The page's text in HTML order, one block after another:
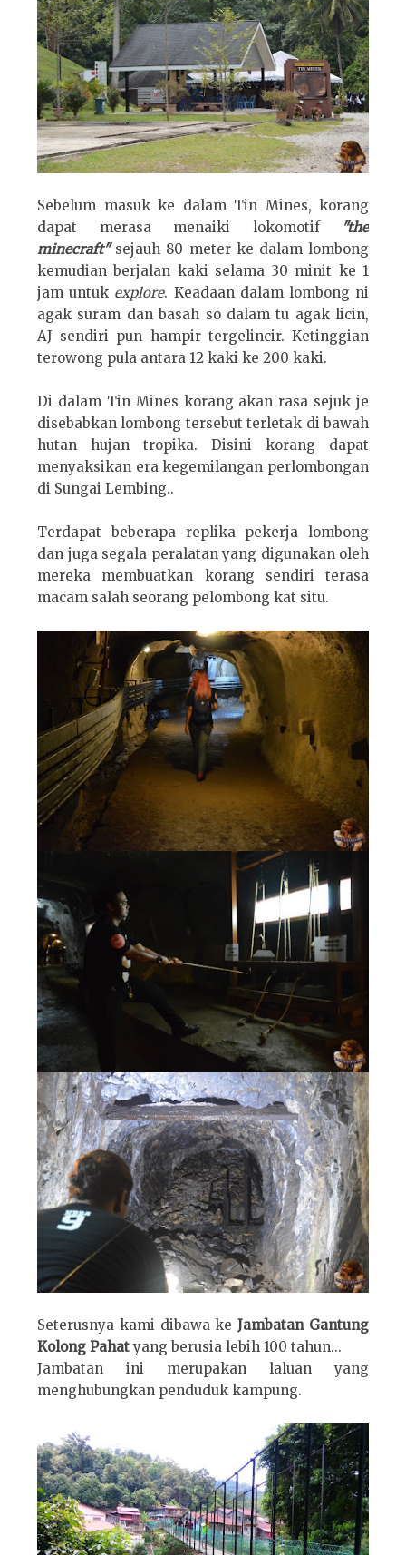
Sebelum masuk ke dalam Tin Mines, korang
dapat merasa menaiki lokomotif
"the
minecraft"sejauh 80 meter ke dalam lombong
kemudian berjalan kaki selama 30 minit ke 1
jam untuk explore. Keadaan dalam lombong ni
agak suram dan basah so dalam tu agak licin,
AJ sendiri pun hampir tergelincir. Ketinggian
terowong pula antara 12 kaki ke 200 kaki.
Di dalam Tin Mines korang akan rasa sejuk je
disebabkan lombong tersebut terletak di bawah
hutan hujan tropika. Disini korang dapat
menyaksikan era kegemilangan perlombongan
di Sungai Lembing..
Terdapat beberapa replika pekerja lombong
dan juga segala peralatan yang digunakan oleh
mereka membuatkan korang sendiri terasa
macam salah seorang pelombong kat situ.
Seterusnya kami dibawa keJambatan Gantung
Kolong Pahatyang berusia lebih 100 tahun...
Jambatan ini merupakan laluan yang
menghubungkan penduduk kampung.